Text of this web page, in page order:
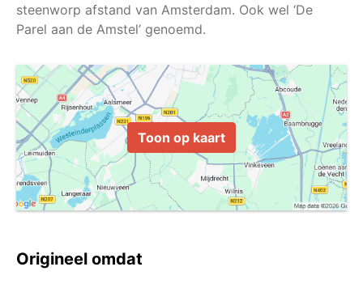
steenworp afstand van Amsterdam. Ook wel ‘De
Toon op kaart
Origineel omdat